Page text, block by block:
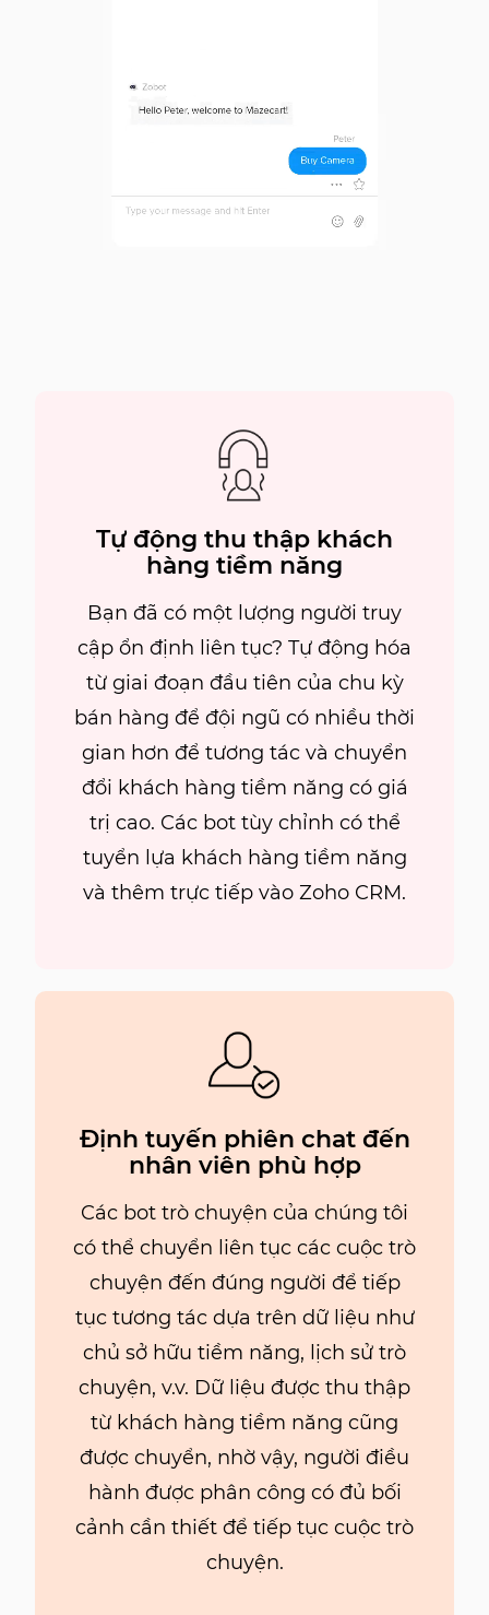
Tự động thu thập khách
hàng tiềm năng
Bạn đã có một lượng người truy
cập ổn định liên tục? Tự động hóa
từ giai đoạn đầu tiên của chu kỳ
bán hàng để đội ngũ có nhiều thời
gian hơn để tương tác và chuyển
đổi khách hàng tiềm năng có giá
trị cao. Các bot tùy chỉnh có thể
tuyển lựa khách hàng tiềm năng
và thêm trực tiếp vào Zoho CRM.
Định tuyến phiên chat đến
nhân viên phù hợp
Các bot trò chuyện của chúng tôi
có thể chuyển liên tục các cuộc trò
chuyện đến đúng người để tiếp
tục tương tác dựa trên dữ liệu như
chủ sở hữu tiềm năng, lịch sử trò
chuyện, v.v. Dữ liệu được thu thập
từ khách hàng tiềm năng cũng
được chuyển, nhờ vậy, người điều
hành được phân công có đủ bối
cảnh cần thiết để tiếp tục cuộc trò
chuyện.